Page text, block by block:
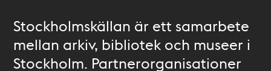
Stockholmskällan är ett samarbete
mellan arkiv, bibliotek och museer i
Stockholm. Partnerorganisationer